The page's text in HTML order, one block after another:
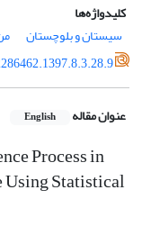
کلیدواژه‌ها
سیستان و بلوچستان
عنوان مقاله English
Process in
Using Statistical